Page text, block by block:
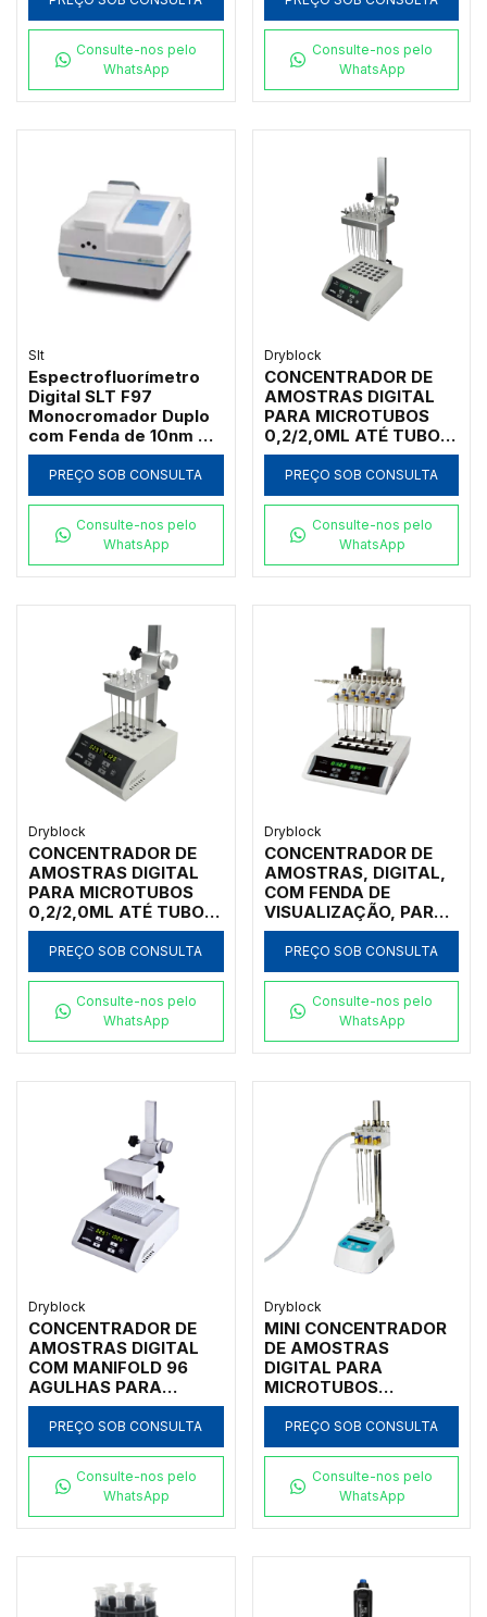
Consulte-nos pelo
WhatsApp
Consulte-nos pelo
WhatsApp
Slt
Espectrofluorímetro
Digital SLT F97
Monocromador Duplo
com Fenda de 10nm e
Software de Varredura
3D (200 a 900nm)
PREÇO SOB CONSULTA
Consulte-nos pelo
WhatsApp
Dryblock
CONCENTRADOR DE
AMOSTRAS DIGITAL
PARA MICROTUBOS
0,2/2,0ML ATÉ TUBOS
DE 40 MM DE
DIÂMETRO COM
CONTROLADOR DE
VÁLVULA
REGULADORA DE
FLUXO COM
DOIS BLOCOS DE
AMOSTRAS - MODELO
PREÇO SOB CONSULTA
Consulte-nos pelo
WhatsApp
Dryblock
CONCENTRADOR DE
AMOSTRAS DIGITAL
PARA MICROTUBOS
0,2/2,0ML ATÉ TUBOS
DE 40 MM DE
DIÂMETRO COM
CONTROLADOR DE
VÁLVULA
REGULADORA DE
FLUXO COM
BLOCO DE AMOSTRAS
- MODELO NDK200-1N-
PREÇO SOB CONSULTA
Consulte-nos pelo
WhatsApp
Dryblock
CONCENTRADOR DE
AMOSTRAS, DIGITAL,
COM FENDA DE
VISUALIZAÇÃO, PARA
TUBOS COM
DIÂMETRO DE Ø 10 ATÉ
Ø20 MM COM
PREÇO SOB CONSULTA
Consulte-nos pelo
WhatsApp
Dryblock
CONCENTRADOR DE
AMOSTRAS DIGITAL
COM MANIFOLD 96
AGULHAS PARA
MICROPLACAS DE 96
POÇOS 0,2ML COM
CONTROLADOR DE
VÁLVULA
REGULADORA DE
FLUXO - MODELO
PREÇO SOB CONSULTA
Consulte-nos pelo
WhatsApp
Dryblock
MINI CONCENTRADOR
DE AMOSTRAS
DIGITAL PARA
MICROTUBOS
0,2/2,0ML ATÉ TUBOS
DE Ø40 MM
PREÇO SOB CONSULTA
Consulte-nos pelo
WhatsApp